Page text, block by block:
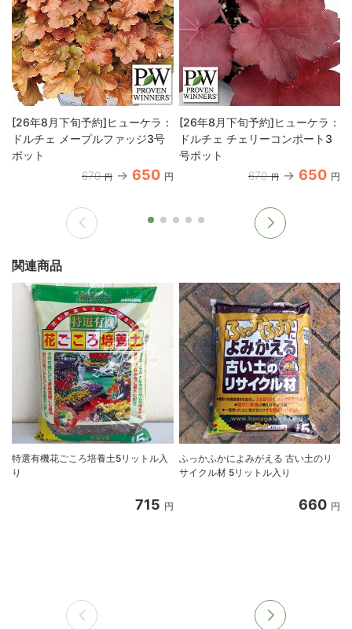
[26年8月下旬予約]ヒューケラ：
ドルチェ メープルファッジ3号
ポット
670 円 650 円
[26年8月下旬予約]ヒューケラ：
ドルチェ チェリーコンポート3
号ポット
670 円 650 円
関連商品
特選有機花ごころ培養土5リットル入
り
715 円
ふっかふかによみがえる 古い土のリ
サイクル材 5リットル入り
660 円